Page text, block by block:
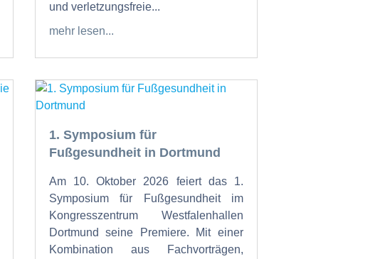
und verletzungsfreie...
mehr lesen...
1. Symposium für
Fußgesundheit in Dortmund
Am 10. Oktober 2026 feiert das 1.
Symposium für Fußgesundheit im
Kongresszentrum Westfalenhallen
Dortmund seine Premiere. Mit einer
Kombination aus Fachvorträgen,